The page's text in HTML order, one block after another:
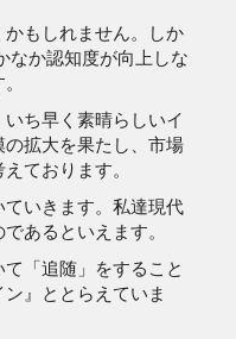
もしれません。しか
なか認知度が向上しな
ち早く素晴らしいイ
拡大を果たし、市場
ております。
いきます。私達現代
あるといえます。
「追随」をすること
』ととらえていま